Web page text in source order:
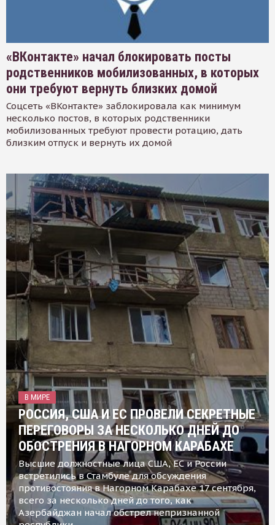
«ВКонтакте» начал блокировать посты
родственников мобилизованных, в которых
они требуют вернуть близких домой
Соцсеть «ВКонтакте» заблокировала как минимум
несколько постов, в которых родственники
мобилизованных требуют провести ротацию, дать
близким отпуск и вернуть их домой
В МИРЕ
РОССИЯ, США И ЕС ПРОВЕЛИ СЕКРЕТНЫЕ
ПЕРЕГОВОРЫ ЗА НЕСКОЛЬКО ДНЕЙ ДО
ОБОСТРЕНИЯ В НАГОРНОМ КАРАБАХЕ
Высшие должностные лица США, ЕС и России
встретились в Стамбуле для обсуждения
противостояния в Нагорном Карабахе 17 сентября,
всего за несколько дней до того, как
Азербайджан начал обстрел непризнанной